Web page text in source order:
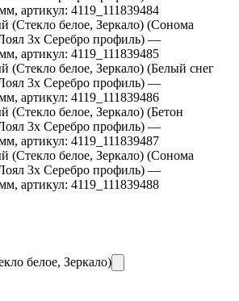
артикул: 4119_111839484
(Стекло белое, Зеркало) (Сонома
3х Серебро профиль) —
артикул: 4119_111839485
(Стекло белое, Зеркало) (Белый снег
3х Серебро профиль) —
артикул: 4119_111839486
(Стекло белое, Зеркало) (Бетон
3х Серебро профиль) —
артикул: 4119_111839487
(Стекло белое, Зеркало) (Сонома
3х Серебро профиль) —
артикул: 4119_111839488
белое, Зеркало)